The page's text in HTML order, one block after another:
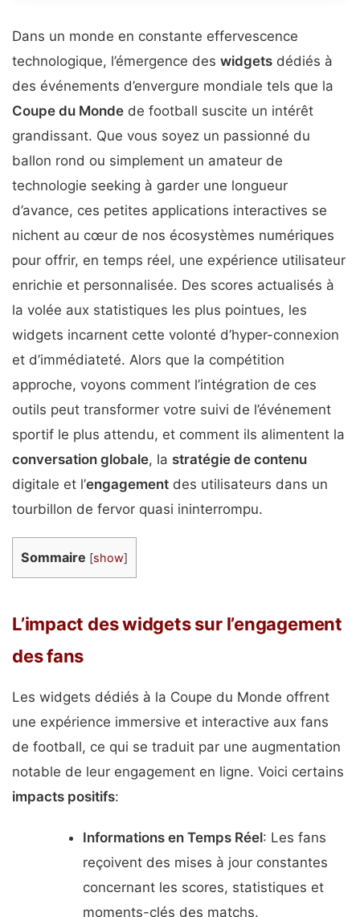
Dans un monde en constante effervescence
technologique, l’émergence des widgets dédiés à
des événements d’envergure mondiale tels que la
Coupe du Monde de football suscite un intérêt
grandissant. Que vous soyez un passionné du
ballon rond ou simplement un amateur de
technologie seeking à garder une longueur
d’avance, ces petites applications interactives se
nichent au cœur de nos écosystèmes numériques
pour offrir, en temps réel, une expérience utilisateur
enrichie et personnalisée. Des scores actualisés à
la volée aux statistiques les plus pointues, les
widgets incarnent cette volonté d’hyper-connexion
et d’immédiateté. Alors que la compétition
approche, voyons comment l’intégration de ces
outils peut transformer votre suivi de l’événement
sportif le plus attendu, et comment ils alimentent la
conversation globale, la stratégie de contenu
digitale et l’engagement des utilisateurs dans un
tourbillon de fervor quasi ininterrompu.
Sommaire [show]
L’impact des widgets sur l’engagement
des fans
Les widgets dédiés à la Coupe du Monde offrent
une expérience immersive et interactive aux fans
de football, ce qui se traduit par une augmentation
notable de leur engagement en ligne. Voici certains
impacts positifs:
Informations en Temps Réel: Les fans
reçoivent des mises à jour constantes
concernant les scores, statistiques et
moments-clés des matchs.